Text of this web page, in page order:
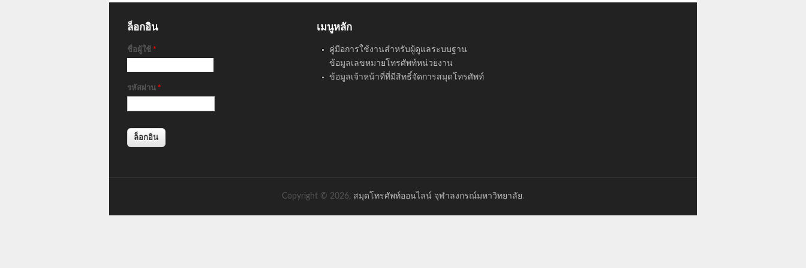
ล็อกอิน
ชื่อผู้ใช้ *
รหัสผ่าน *
เมนูหลัก
คู่มือการใช้งานสำหรับผู้ดูแลระบบฐาน
ข้อมูลเลขหมายโทรศัพท์หน่วยงาน
ข้อมูลเจ้าหน้าที่ที่มีสิทธิ์จัดการสมุดโทรศัพท์
Copyright © 2026, สมุดโทรศัพท์ออนไลน์ จุฬาลงกรณ์มหาวิทยาลัย.